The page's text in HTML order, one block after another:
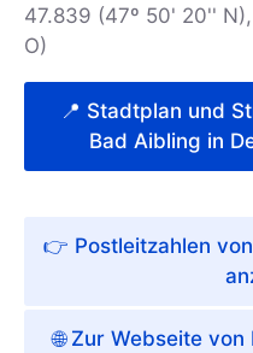
47.839 (47º 50' 20''
O)
📍 Stadtplan und
Bad Aibling in
👉 Postleitzahlen
🌐 Zur Webseite